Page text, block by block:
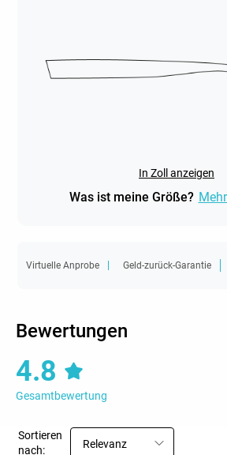
In Zoll anzeigen
Was ist meine Größe?
Virtuelle Anprobe Geld-zurück-Garantie
Bewertungen
4.8
Gesamtbewertung
Sortieren
nach:
Relevanz